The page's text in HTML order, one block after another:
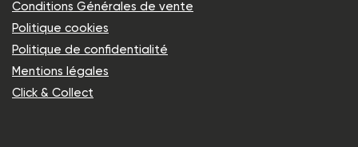
Conditions Générales de vente
Politique cookies
Politique de confidentialité
Mentions légales
Click & Collect